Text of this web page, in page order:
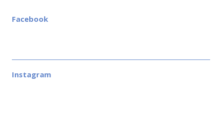
Facebook
Instagram